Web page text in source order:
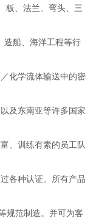
板、法兰、弯头、三
船、海洋工程等行
化学流体输送中的密
及东南亚等许多国家
、训练有素的员工队
各种认证。所有产品
规范制造。并可为客